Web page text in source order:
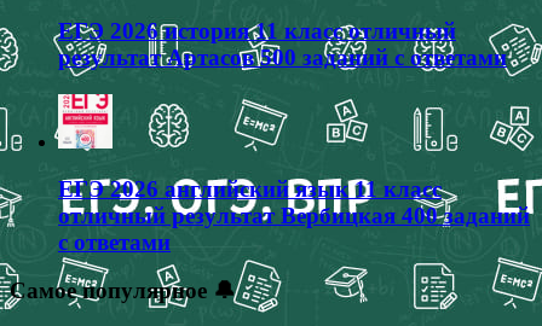
ЕГЭ 2026 история 11 класс отличный
результат Артасов 500 заданий с ответами
ЕГЭ 2026 английский язык 11 класс
отличный результат Вербицкая 400 заданий
с ответами
Самое популярное 🔔